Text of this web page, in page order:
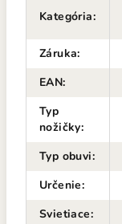
Kategória:
Záruka:
EAN:
Typ
nožičky:
Typ obuvi:
Určenie:
Svietiace: